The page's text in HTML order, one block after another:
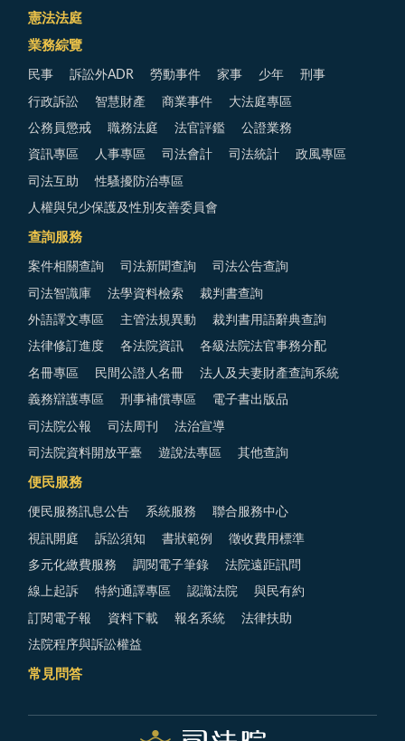
憲法法庭
業務綜覽
民事 訴訟外ADR 勞動事件 家事 少年 刑事
行政訴訟 智慧財產 商業事件 大法庭專區
公務員懲戒 職務法庭 法官評鑑 公證業務
資訊專區 人事專區 司法會計 司法統計 政風專區
司法互助 性騷擾防治專區
人權與兒少保護及性別友善委員會
查詢服務
案件相關查詢 司法新聞查詢 司法公告查詢
司法智識庫 法學資料檢索 裁判書查詢
外語譯文專區 主管法規異動 裁判書用語辭典查詢
法律修訂進度 各法院資訊 各級法院法官事務分配
名冊專區 民間公證人名冊 法人及夫妻財產查詢系統
義務辯護專區 刑事補償專區 電子書出版品
司法院公報 司法周刊 法治宣導
司法院資料開放平臺 遊說法專區 其他查詢
便民服務
便民服務訊息公告 系統服務 聯合服務中心
視訊開庭 訴訟須知 書狀範例 徵收費用標準
多元化繳費服務 調閱電子筆錄 法院遠距訊問
線上起訴 特約通譯專區 認識法院 與民有約
訂閱電子報 資料下載 報名系統 法律扶助
法院程序與訴訟權益
常見問答